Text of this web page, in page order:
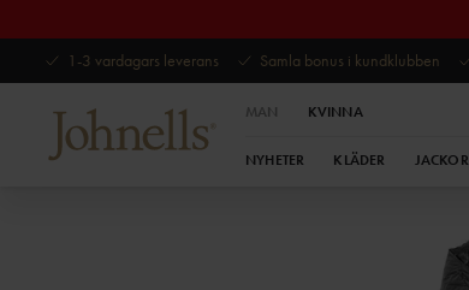
1-3 vardagars leverans
Samla bonus i kundklubben
MAN KVINNA
NYHETER KLÄDER JACKOR